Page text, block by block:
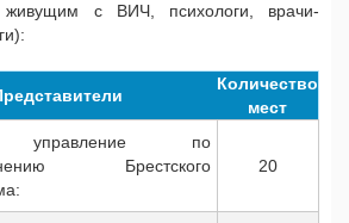
с ВИЧ, психологи, врачи-
Количество
мест
управление по
Брестского
20